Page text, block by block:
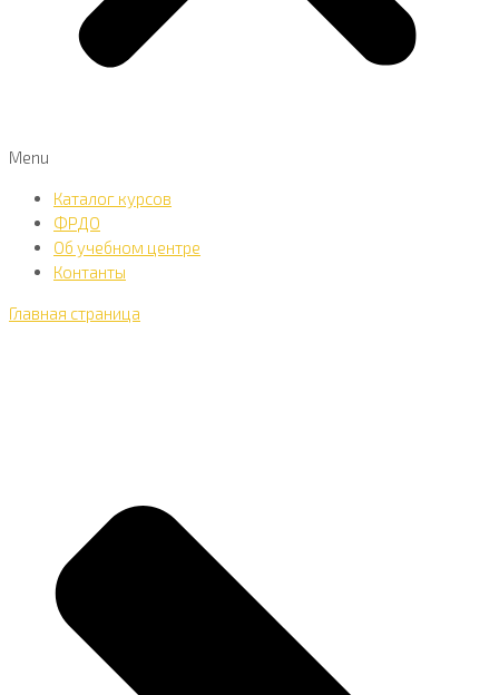
Menu
Каталог курсов
ФРДО
Об учебном центре
Контанты
Главная страница